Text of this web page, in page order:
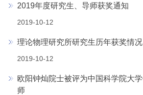
2019年度研究生、导师获奖通知
2019-10-12
理论物理研究所研究生历年获奖情况
2019-10-12
欧阳钟灿院士被评为中国科学院大
师